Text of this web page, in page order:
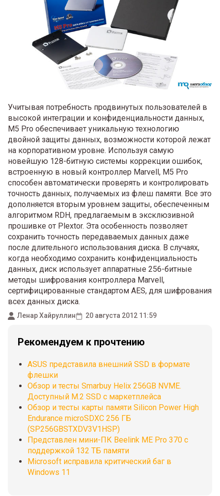
Учитывая потребность продвинутых пользователей в
высокой интеграции и конфиденциальности данных,
M5 Pro обеспечивает уникальную технологию
двойной защиты данных, возможности которой лежат
на корпоративном уровне. Используя самую
новейшую 128-битную системы коррекции ошибок,
встроенную в новый контроллер Marvell, M5 Pro
способен автоматически проверять и контролировать
точность данных, получаемых из флеш памяти. Все это
дополняется вторым уровнем защиты, обеспеченным
алгоритмом RDH, предлагаемым в эксклюзивной
прошивке от Plextor. Эта особенность позволяет
сохранить точность передаваемых данных даже
после длительного использования диска. В случаях,
когда необходимо сохранить конфиденциальность
данных, диск использует аппаратные 256-битные
методы шифрования контроллера Marvell,
сертифицированные стандартом AES, для шифрования
всех данных диска.
Ленар Хайруллин 20 августа 2012 11:59
Рекомендуем к прочтению
ASUS представила внешний SSD в формате
флешки
Обзор и тесты Smarbuy Helix 256GB NVME.
Доступный М.2 SSD с маркетплейса
Обзор и тесты карты памяти Silicon Power High
Endurance microSDXC 256 ГБ
(SP256GBSTXDV3V1HSP)
Представлен мини-ПК Beelink ME Pro 370 с
поддержкой 132 ТБ памяти
Microsoft исправила критический баг в
Windows 11